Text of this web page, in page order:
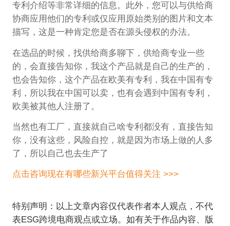
专利介绍等非常详细的信息。此外，您可以与供给商
协商应用他们的专利或仅应用原始类别的图片和文本
描写，这是一种肯定您是否在源头侵权的办法。
在选品的时候，找供给商多聊下，供给商专业一些
的，会直接告知你，我这个产品就是自己的生产的，
也会告知你，这个产品在欧美有专利，我在中国有专
利，所以我在中国可以卖，也有会遇到中国有专利，
欧美被其他人注册了。
当然也有工厂，直接就自己啥专利都没有，直接告知
你，没有这些，风险自控，就是因为市场上做的人多
了，所以自己也去生产了
点击咨询现在有哪些新兴平台值得关注 >>>
特别声明：以上文章内容仅代表作者本人观点，不代
表ESG跨境电商观点或立场。如有关于作品内容、版